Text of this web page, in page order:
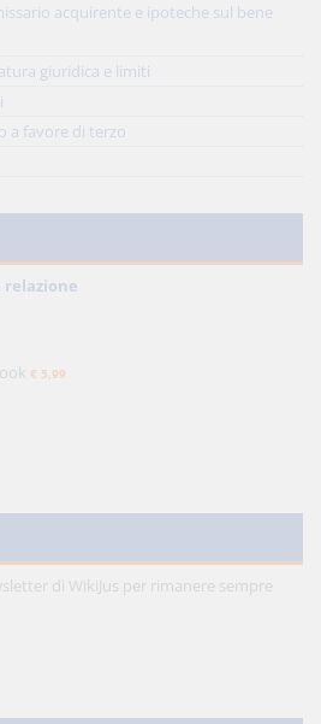
acquirente e ipoteche sul bene
giuridica e limiti
a favore di terzo
relazione
€ 5,99
di WikiJus per rimanere sempre